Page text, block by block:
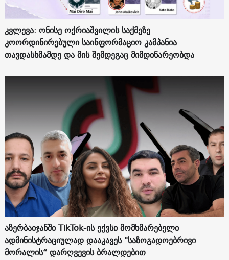
კვლევა: ონისე ოქრიაშვილის საქმეზე
კოორდინირებული საინფორმაციო კამპანია
თავდასხმამდე და მის შემდეგაც მიმდინარეობდა
აზერბაიჯანში TikTok-ის ექვსი მომხმარებელი
ადმინისტრაციულად დააკავეს "საზოგადოებრივი
მორალის“ დარღვევის ბრალდებით